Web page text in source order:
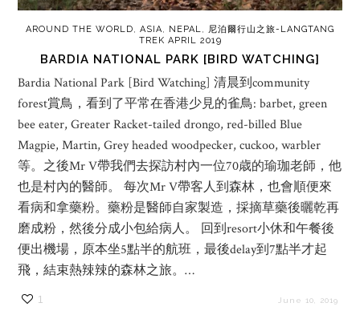
AROUND THE WORLD, ASIA, NEPAL, 尼泊爾行山之旅-LANGTANG
TREK APRIL 2019
BARDIA NATIONAL PARK [BIRD WATCHING]
Bardia National Park [Bird Watching] 清晨到community
forest賞鳥，看到了平常在香港少見的雀鳥: barbet, green
bee eater, Greater Racket-tailed drongo, red-billed Blue
Magpie, Martin, Grey headed woodpecker, cuckoo, warbler
等。之後Mr V帶我們去探訪村內一位70歳的瑜珈老師，他
也是村內的醫師。 每次Mr V帶客人到森林，也會順便來
看病和拿藥粉。藥粉是醫師自家製造，採摘草藥後曬乾再
磨成粉，然後分成小包給病人。 回到resort小休和午餐後
便出機場，原本坐5點半的航班，最後delay到7點半才起
飛，結束熱辣辣的森林之旅。…
1 June 10, 2019